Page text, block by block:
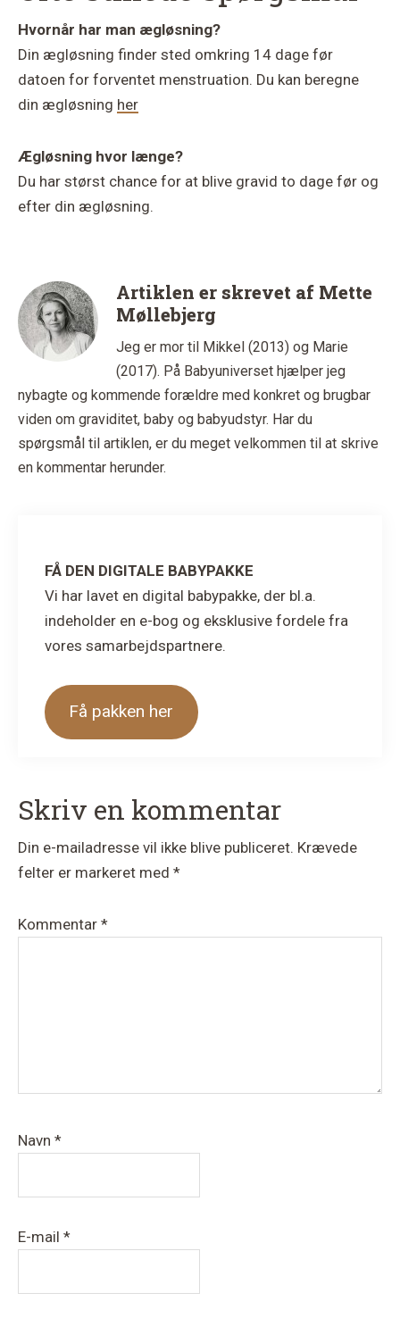
Hvornår har man ægløsning?
Din ægløsning finder sted omkring 14 dage før
datoen for forventet menstruation. Du kan beregne
din ægløsning her
Ægløsning hvor længe?
Du har størst chance for at blive gravid to dage før og
efter din ægløsning.
Artiklen er skrevet af Mette
Møllebjerg
Jeg er mor til Mikkel (2013) og Marie
(2017). På Babyuniverset hjælper jeg
nybagte og kommende forældre med konkret og brugbar
viden om graviditet, baby og babyudstyr. Har du
spørgsmål til artiklen, er du meget velkommen til at skrive
en kommentar herunder.
FÅ DEN DIGITALE BABYPAKKE
Vi har lavet en digital babypakke, der bl.a.
indeholder en e-bog og eksklusive fordele fra
vores samarbejdspartnere.
Få pakken her
Læserinteraktioner
Skriv en kommentar
Din e-mailadresse vil ikke blive publiceret. Krævede
felter er markeret med *
Kommentar *
Navn *
E-mail *